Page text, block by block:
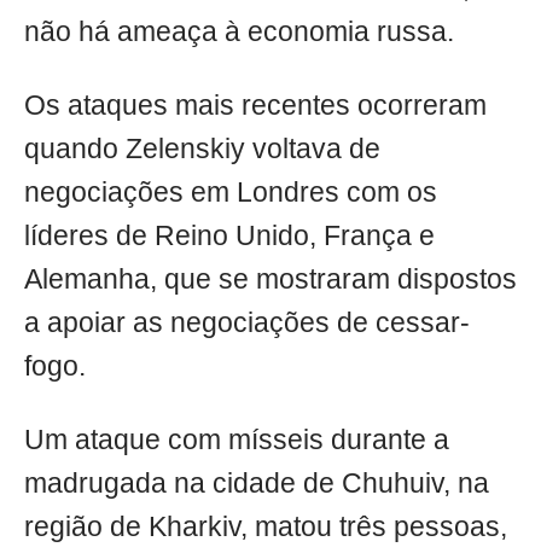
não há ameaça à economia russa.
Os ataques mais recentes ocorreram
quando Zelenskiy voltava de
negociações em Londres com os
líderes de Reino Unido, França e
Alemanha, que se mostraram dispostos
a apoiar as negociações de cessar-
fogo.
Um ataque com mísseis durante a
madrugada na cidade de Chuhuiv, na
região de Kharkiv, matou três pessoas,